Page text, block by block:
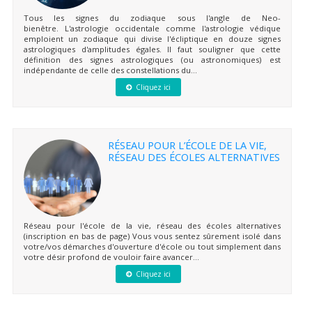
Tous les signes du zodiaque sous l'angle de Neo-
bienêtre. L'astrologie occidentale comme l'astrologie védique
emploient un zodiaque qui divise l'écliptique en douze signes
astrologiques d'amplitudes égales. Il faut souligner que cette
définition des signes astrologiques (ou astronomiques) est
indépendante de celle des constellations du...
Cliquez ici
RÉSEAU POUR L’ÉCOLE DE LA VIE,
RÉSEAU DES ÉCOLES ALTERNATIVES
Réseau pour l'école de la vie, réseau des écoles alternatives
(inscription en bas de page) Vous vous sentez sûrement isolé dans
votre/vos démarches d'ouverture d'école ou tout simplement dans
votre désir profond de vouloir faire avancer...
Cliquez ici